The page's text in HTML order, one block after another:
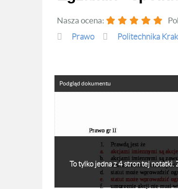
Nasza ocena:
prawo Politechnika
To tylko jedna z 4 stron tej notatki.
Podgląd dokumentu